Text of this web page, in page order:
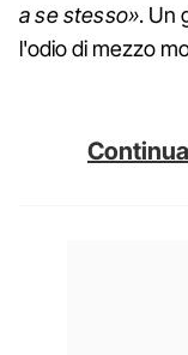
a se stesso». Un
l'odio di mezzo